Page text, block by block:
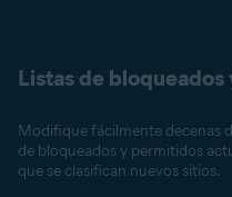
Listas de
Modifique fácilmente decenas
de bloqueados y permitidos
que se clasifican nuevos sitios.